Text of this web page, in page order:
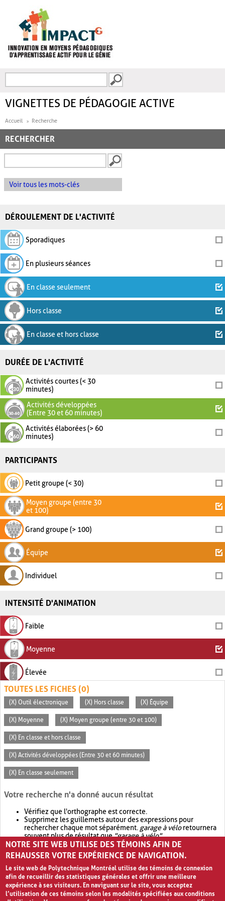
FORMULAIRE DE
VIGNETTES DE PÉDAGOGIE ACTIVE
Accueil Recherche
RECHERCHER
Voir tous les mots-clés
DÉROULEMENT DE L'ACTIVITÉ
Sporadiques
En plusieurs séances
En classe seulement
Hors classe
En classe et hors classe
DURÉE DE L'ACTIVITÉ
Activités courtes (< 30
minutes)
Activités développées
(Entre 30 et 60 minutes)
Activités élaborées (> 60
minutes)
PARTICIPANTS
Petit groupe (< 30)
Moyen groupe (entre 30
et 100)
Grand groupe (> 100)
Équipe
Individuel
INTENSITÉ D'ANIMATION
Faible
Moyenne
Élevée
TOUTES LES FICHES (0)
(X) Outil électronique (X) Hors classe (X) Équipe
(X) Moyenne (X) Moyen groupe (entre 30 et 100)
(X) En classe et hors classe
(X) Activités développées (Entre 30 et 60 minutes)
(X) En classe seulement
Votre recherche n'a donné aucun résultat
Vérifiez que l'orthographe est correcte.
Supprimez les guillemets autour des expressions pour
rechercher chaque mot séparément. garage à véloretournera
souvent plus de résultat que"garage à vélo".
Envisagez d'élargir votre recherche avec OR.garage OR vélo
retournera souvent plus de résultat quegarage à vélo
NOTRE SITE WEB UTILISE DES TÉMOINS AFIN DE
REHAUSSER VOTRE EXPÉRIENCE DE NAVIGATION.
Le site web de Polytechnique Montréal utilise des témoins de connexion
afin de recueillir des statistiques générales et offrir une meilleure
expérience à ses visiteurs. En naviguant sur le site, vous acceptez
l’utilisation de ces témoins selon les modalités spécifiées aux conditions